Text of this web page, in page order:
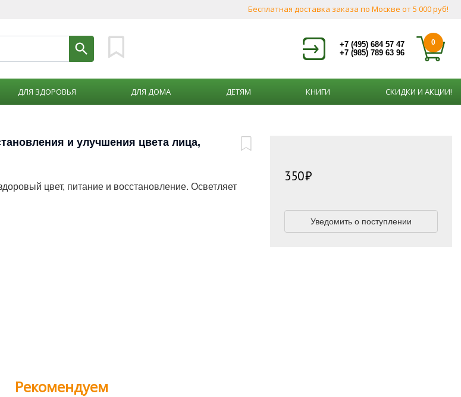
Бесплатная доставка заказа по Москве от 5 000 руб!
+7 (495) 684 57 47
+7 (985) 789 63 96
0
ДЛЯ ЗДОРОВЬЯ ДЛЯ ДОМА ДЕТЯМ КНИГИ СКИДКИ И АКЦИИ!
и улучшения цвета лица,
цвет, питание и восстановление. Осветляет
350
Уведомить о поступлении
Рекомендуем